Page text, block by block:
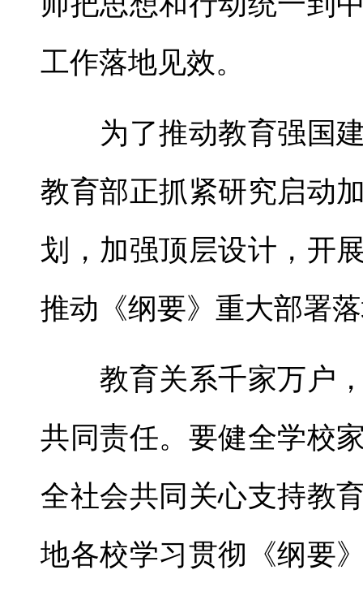
工作落地见效。
为了推动教育强国建
教育部正抓紧研究启动
划，加强顶层设计，开
推动《纲要》重大部署
教育关系千家万户，
共同责任。要健全学校
全社会共同关心支持教
地各校学习贯彻《纲要